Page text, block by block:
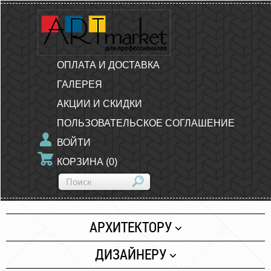
ОПЛАТА И ДОСТАВКА
ГАЛЕРЕЯ
АКЦИИ И СКИДКИ
ПОЛЬЗОВАТЕЛЬСКОЕ СОГЛАШЕНИЕ
ВОЙТИ
КОРЗИНА (0)
АРХИТЕКТОРУ
Бумага
ДИЗАЙНЕРУ